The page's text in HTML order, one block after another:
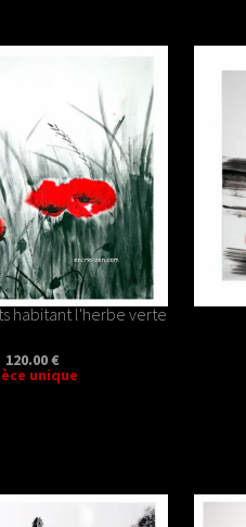
habitant l'herbe verte
120.00 €
unique